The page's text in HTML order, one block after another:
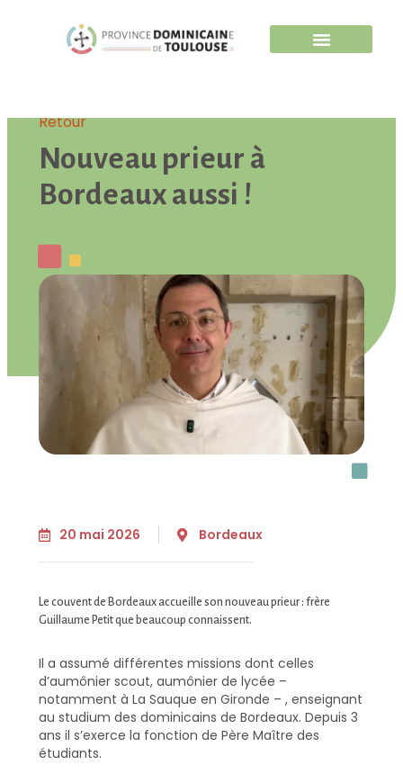
Retour
Nouveau prieur à
Bordeaux aussi !
20 mai 2026 Bordeaux
Le couvent de Bordeaux accueille son nouveau prieur : frère
Guillaume Petit que beaucoup connaissent.
Il a assumé différentes missions dont celles
d’aumônier scout, aumônier de lycée –
notamment à La Sauque en Gironde – , enseignant
au studium des dominicains de Bordeaux. Depuis 3
ans il s’exerce la fonction de Père Maître des
étudiants.